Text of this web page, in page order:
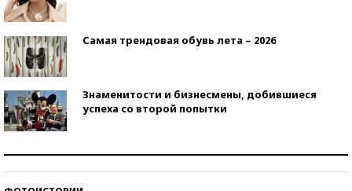
Самая трендовая обувь лета – 2026
Знаменитости и бизнесмены, добившиеся
успеха со второй попытки